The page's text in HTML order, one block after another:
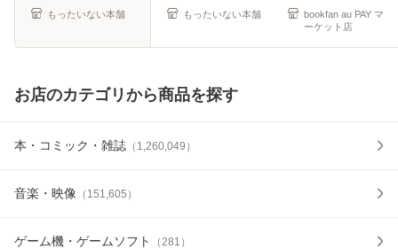
もったいない本舗 もったいない本舗
bookfan au PAY マ
ーケット店
お店のカテゴリから商品を探す
本・コミック・雑誌 （ 1,260,049 ）
音楽・映像 （ 151,605 ）
ゲーム機・ゲームソフト （281 ）